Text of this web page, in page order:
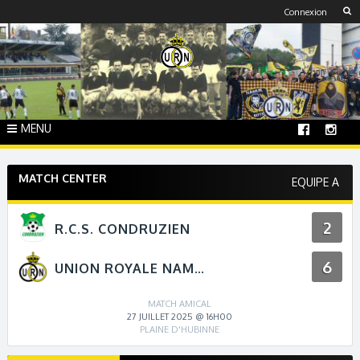
to
content
Connexion
MENU
MATCH CENTER EQUIPE A
R.C.S. CONDRUZIEN 2
UNION ROYALE NAMUR 6
MATCH AMICAL
27 JUILLET 2025 @ 16H00
PLAINE D'HUBINNE